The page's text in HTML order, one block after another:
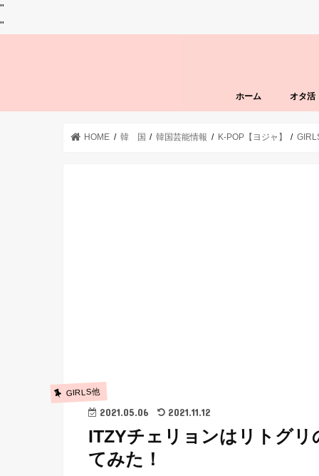
"
"
ホーム オタ活
HOME 韓 国 韓国芸能情報 K-POP【ヨジャ】
GIRLS他
2021.05.06 2021.11.12
ITZYチェリョンはリトグリ
てみた！